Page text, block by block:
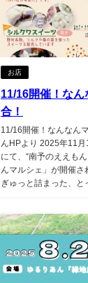
お店
11/16開催！な
合！
11/16開催！なんなん
んHPより 2025年11月
にて、“南予のええも
んマルシェ」が開催
ぎゅっと詰まった、と